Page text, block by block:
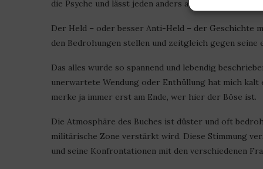
die Psyche und lässt jeden anders agieren.
Der Held – oder besser Anti-Held – der Geschichte
den Bedrohungen stellen und zeitgleich gegen seine
Das alles wurde so spannend und lebendig
unerwartete Wendung oder Enthüllung hat mich
merke ja immer erst am Ende, wer hier der Böse ist.
Die Atmosphäre des Buches ist düster und oft
militärische Zone verstärkt wird. Diese Stimmung
und seine Konfrontationen mit den verschiedenen